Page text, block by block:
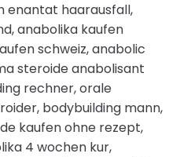
enantat haarausfall,
anabolika kaufen
schweiz, anabolic
steroide anabolisant
rechner, orale
bodybuilding mann,
kaufen ohne rezept,
4 wochen kur,